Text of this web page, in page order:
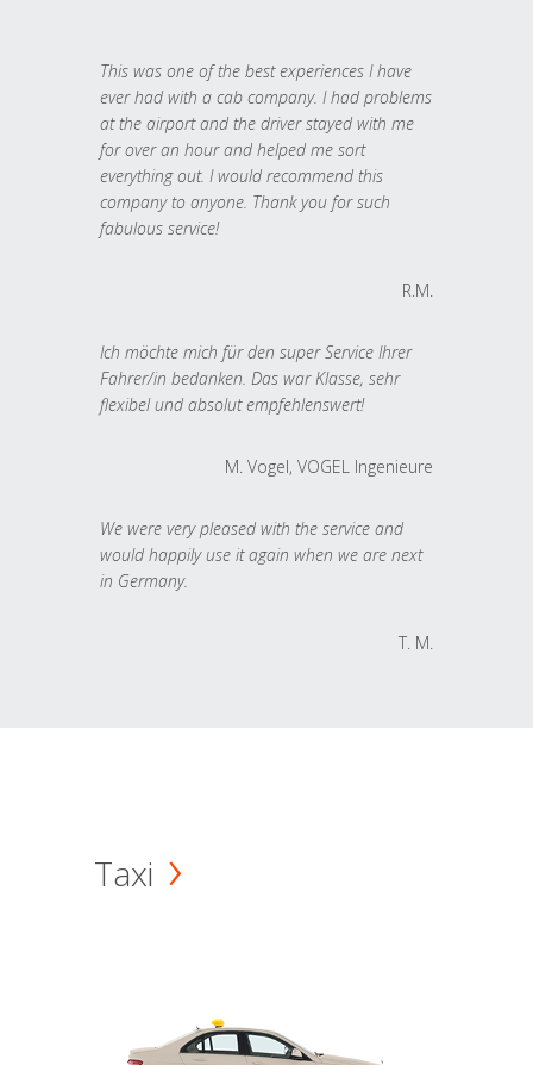
This was one of the best experiences I have
ever had with a cab company. I had problems
at the airport and the driver stayed with me
for over an hour and helped me sort
everything out. I would recommend this
company to anyone. Thank you for such
fabulous service!
R.M.
Ich möchte mich für den super Service Ihrer
Fahrer/in bedanken. Das war Klasse, sehr
flexibel und absolut empfehlenswert!
M. Vogel, VOGEL Ingenieure
We were very pleased with the service and
would happily use it again when we are next
in Germany.
T. M.
Taxi